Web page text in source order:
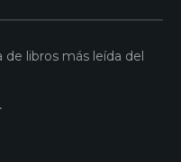
libros más leída del